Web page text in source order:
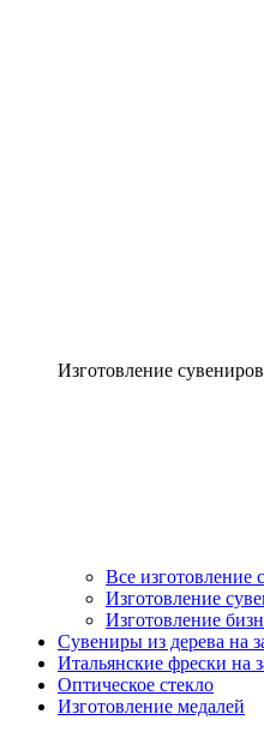
Изготовление сувениров
Все изготовление
Изготовление
Изготовление
Сувениры из дерева на
Итальянские фрески на
Оптическое стекло
Изготовление медалей